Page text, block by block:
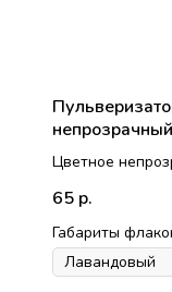
Цветное
65 р.
Габариты